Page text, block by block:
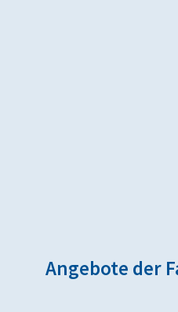
Angebote der